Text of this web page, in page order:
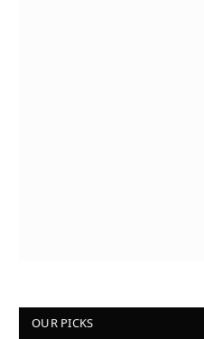
OUR PICKS